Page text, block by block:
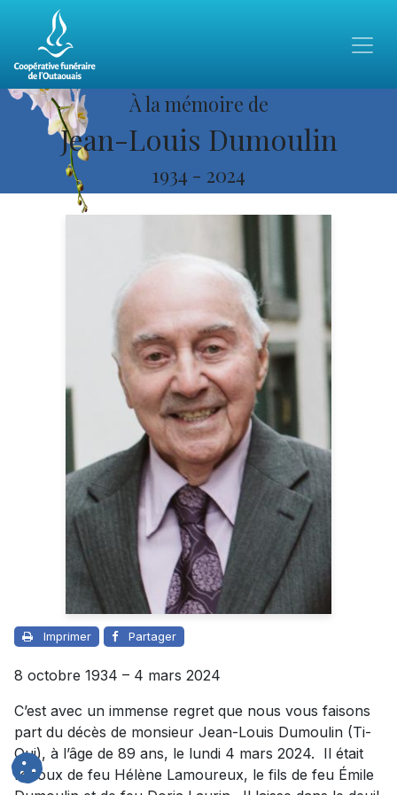
À la mémoire de
Jean-Louis Dumoulin
1934 - 2024
Imprimer Partager
8 octobre 1934 – 4 mars 2024
C’est avec un immense regret que nous vous faisons
part du décès de monsieur Jean-Louis Dumoulin (Ti-
Oui), à l’âge de 89 ans, le lundi 4 mars 2024. Il était
l’époux de feu Hélène Lamoureux, le fils de feu Émile